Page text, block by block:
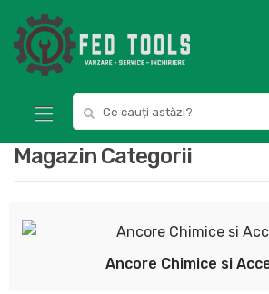
navigation
content
for:
Magazin Categorii
Ancore Chimice si